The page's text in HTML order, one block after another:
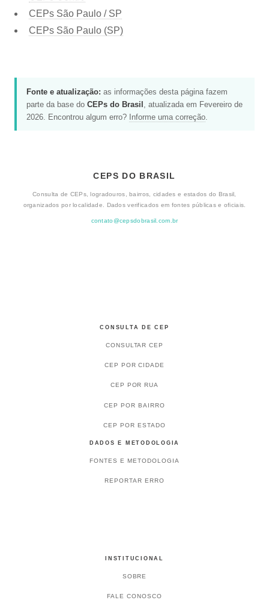
CEPs São Paulo / SP
CEPs São Paulo (SP)
Fonte e atualização: as informações desta página fazem
parte da base do CEPs do Brasil , atualizada em Fevereiro de
2026. Encontrou algum erro? Informe uma correção
CEPS DO BRASIL
Consulta de CEPs, logradouros, bairros, cidades e estados do Brasil,
organizados por localidade. Dados verificados em fontes públicas e oficiais.
contato@cepsdobrasil.com.br
CONSULTA DE CEP
CONSULTAR CEP
CEP POR CIDADE
CEP POR RUA
CEP POR BAIRRO
CEP POR ESTADO
DADOS E METODOLOGIA
FONTES E METODOLOGIA
REPORTAR ERRO
INSTITUCIONAL
SOBRE
FALE CONOSCO